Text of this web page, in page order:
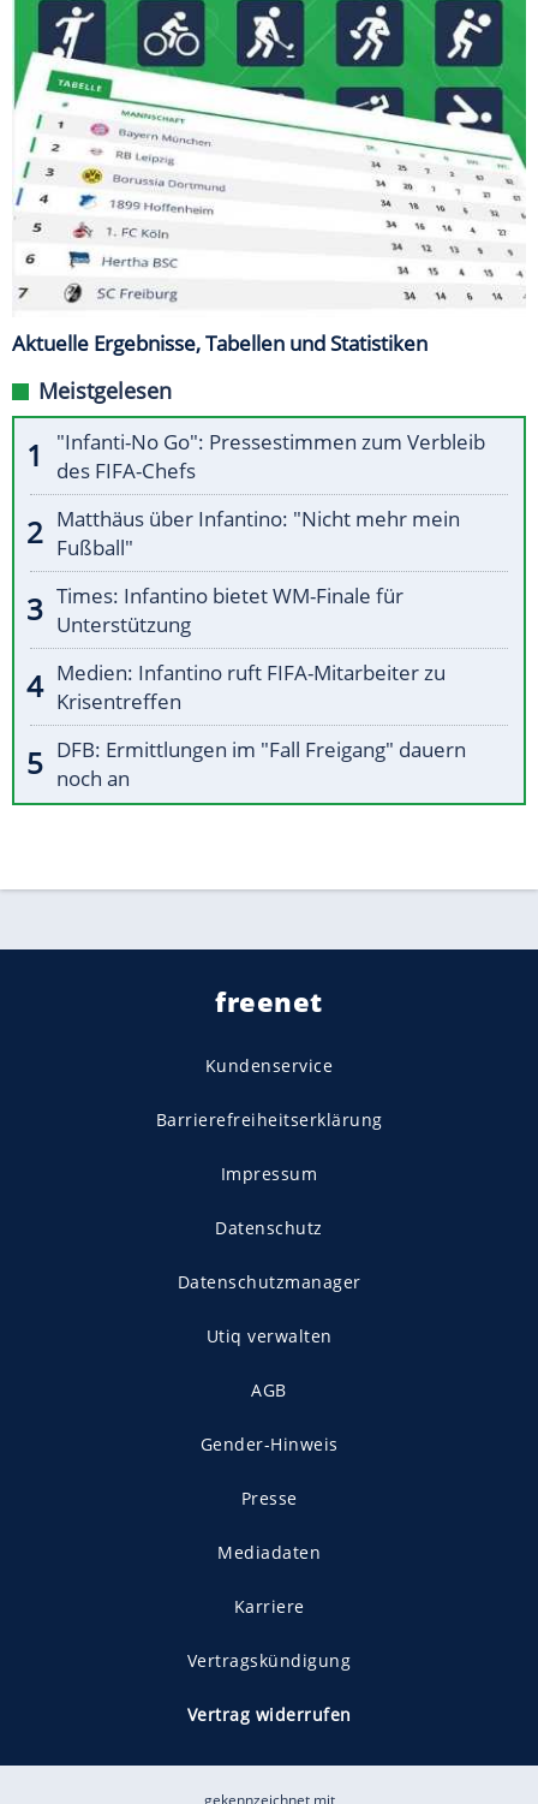
Aktuelle Ergebnisse, Tabellen und Statistiken
Meistgelesen
"Infanti-No Go": Pressestimmen zum Verbleib
des FIFA-Chefs
Matthäus über Infantino: "Nicht mehr mein
Fußball"
Times: Infantino bietet WM-Finale für
Unterstützung
Medien: Infantino ruft FIFA-Mitarbeiter zu
Krisentreffen
DFB: Ermittlungen im "Fall Freigang" dauern
noch an
freenet
Kundenservice
Barrierefreiheitserklärung
Impressum
Datenschutz
Datenschutzmanager
Utiq verwalten
AGB
Gender-Hinweis
Presse
Mediadaten
Karriere
Vertragskündigung
Vertrag widerrufen